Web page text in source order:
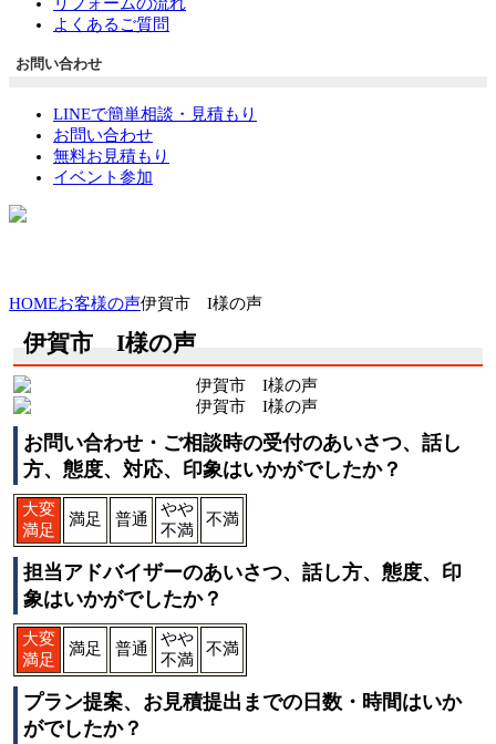
よくあるご質問
お問い合わせ
LINEで簡単相談・見積もり
お問い合わせ
無料お見積もり
イベント参加
HOMEお客様の声伊賀市 I様の声
伊賀市 I様の声
お問い合わせ・ご相談時の受付のあいさつ、話し
方、態度、対応、印象はいかがでしたか？
大変
満足
満足 普通
やや
不満
不満
担当アドバイザーのあいさつ、話し方、態度、印
象はいかがでしたか？
大変
満足
満足 普通
やや
不満
不満
プラン提案、お見積提出までの日数・時間はいか
がでしたか？